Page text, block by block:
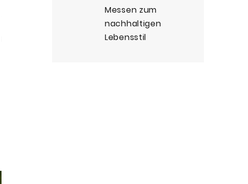
Messen zum
nachhaltigen
Lebensstil